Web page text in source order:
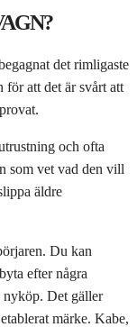
det rimligaste
för att det är svårt att
och ofta
som vet vad den vill
äldre
Du kan
efter några
nyköp. Det gäller
märke. Kabe,